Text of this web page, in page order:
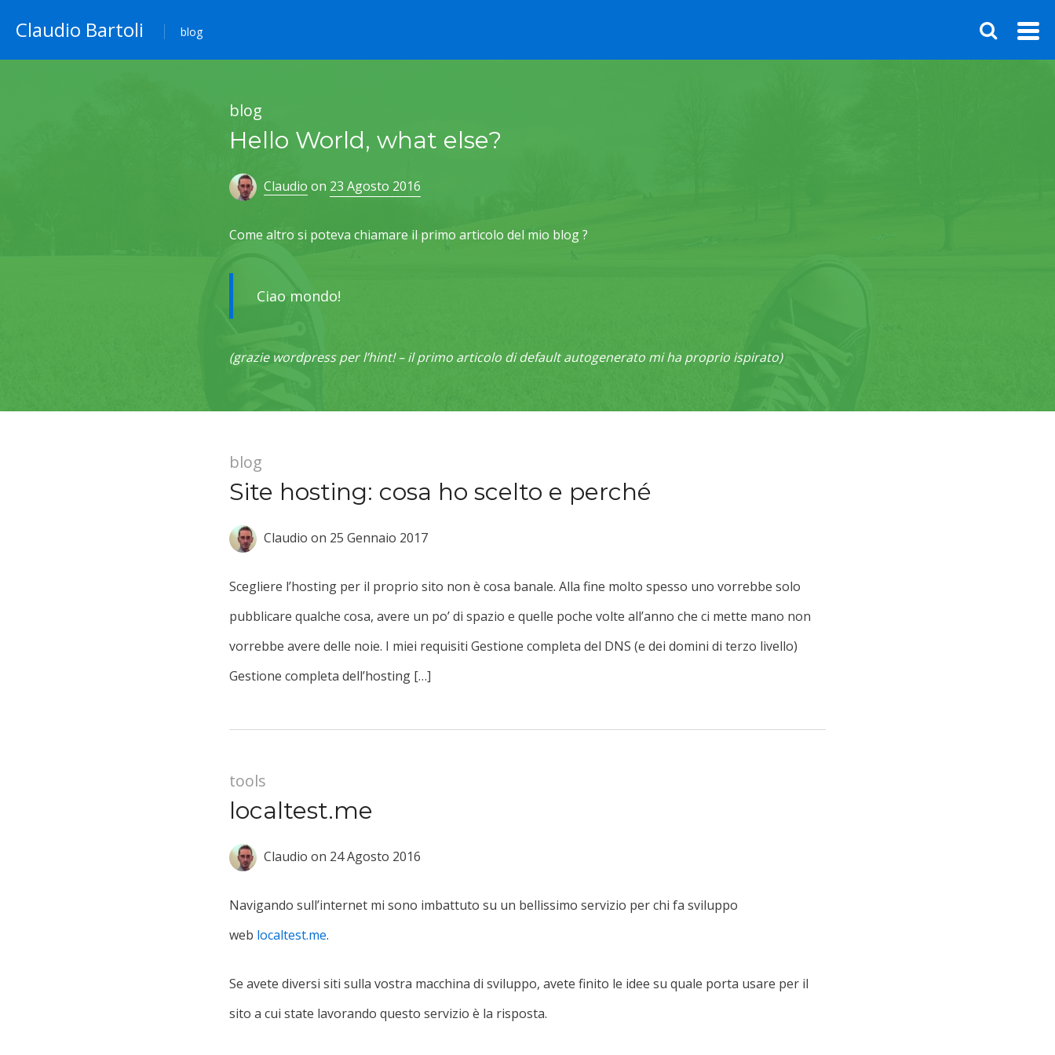
Claudio Bartoli blog
blog
Hello World, what else?
Claudio on 23 Agosto 2016
Come altro si poteva chiamare il primo articolo del mio blog ?
Ciao mondo!
(grazie wordpress per l’hint! – il primo articolo di default autogenerato mi ha proprio ispirato)
blog
Site hosting: cosa ho scelto e perché
Claudio on 25 Gennaio 2017
Scegliere l’hosting per il proprio sito non è cosa banale. Alla fine molto spesso uno vorrebbe solo
pubblicare qualche cosa, avere un po’ di spazio e quelle poche volte all’anno che ci mette mano non
vorrebbe avere delle noie. I miei requisiti Gestione completa del DNS (e dei domini di terzo livello)
Gestione completa dell’hosting […]
tools
localtest.me
Claudio on 24 Agosto 2016
Navigando sull’internet mi sono imbattuto su un bellissimo servizio per chi fa sviluppo
web localtest.me.
Se avete diversi siti sulla vostra macchina di sviluppo, avete finito le idee su quale porta usare per il
sito a cui state lavorando questo servizio è la risposta.